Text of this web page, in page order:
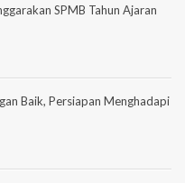
SPMB Tahun Ajaran
Baik, Persiapan Menghadapi